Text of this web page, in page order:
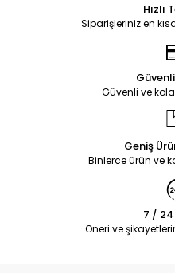
Hızlı
Siparişleriniz en
Güvenli ve
Geniş
Binlerce ürün ve
7 / 24
Öneri ve